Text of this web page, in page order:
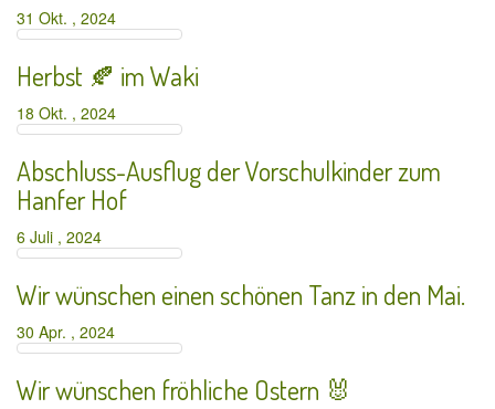
31 Okt. , 2024
Herbst 🍂 im Waki
18 Okt. , 2024
Abschluss-Ausflug der Vorschulkinder zum
Hanfer Hof
6 Juli , 2024
Wir wünschen einen schönen Tanz in den Mai.
30 Apr. , 2024
Wir wünschen fröhliche Ostern 🐰